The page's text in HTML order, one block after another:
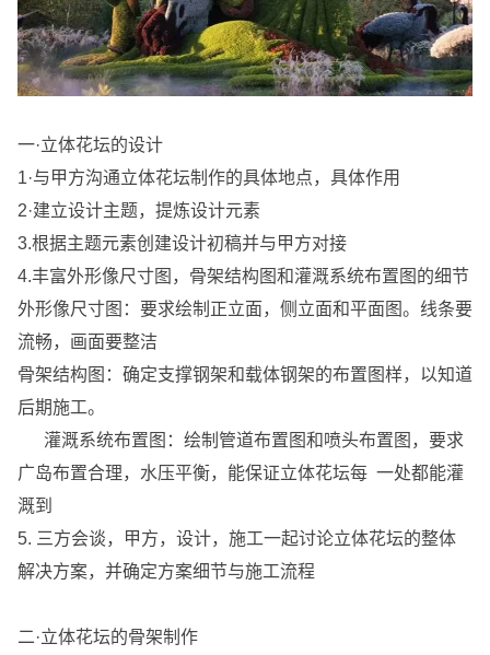
一·立体花坛的设计
1·与甲方沟通立体花坛制作的具体地点，具体作用
2·建立设计主题，提炼设计元素
3.根据主题元素创建设计初稿并与甲方对接
4.丰富外形像尺寸图，骨架结构图和灌溉系统布置图的细节
外形像尺寸图：要求绘制正立面，侧立面和平面图。线条要
流畅，画面要整洁
骨架结构图：确定支撑钢架和载体钢架的布置图样，以知道
后期施工。
灌溉系统布置图：绘制管道布置图和喷头布置图，要求
广岛布置合理，水压平衡，能保证立体花坛每 一处都能灌
溉到
5. 三方会谈，甲方，设计，施工一起讨论立体花坛的整体
解决方案，并确定方案细节与施工流程
二·立体花坛的骨架制作